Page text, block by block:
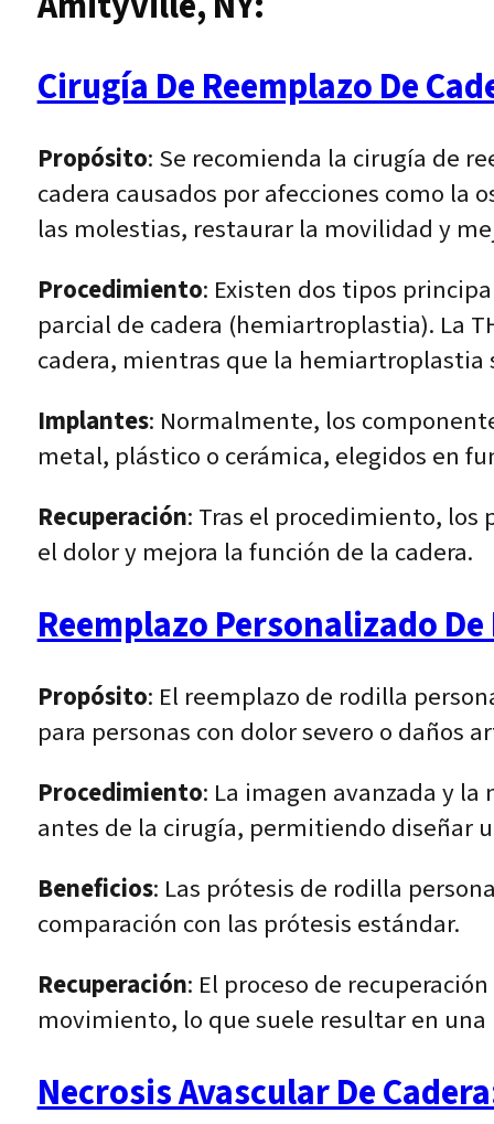
Cirugía De Reemplazo De
Propósito: Se recomienda la cirugía de
cadera causados por afecciones como
las molestias, restaurar la movilidad y
Procedimiento: Existen dos tipos
parcial de cadera (hemiartroplastia). La
cadera, mientras que la hemiartroplastia
Implantes: Normalmente, los
metal, plástico o cerámica, elegidos en
Recuperación: Tras el procedimiento,
el dolor y mejora la función de la cadera.
Reemplazo Personalizado
Propósito: El reemplazo de rodilla
para personas con dolor severo o daños
Procedimiento: La imagen avanzada y
antes de la cirugía, permitiendo diseñar
Beneficios: Las prótesis de rodilla
comparación con las prótesis estándar.
Recuperación: El proceso de
movimiento, lo que suele resultar en
Necrosis Avascular De